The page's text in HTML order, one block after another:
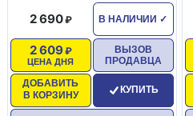
В НАЛИЧИИ ✓
2 690
ЦЕНА ДНЯ
2 609
ДОБАВИТЬ
В КОРЗИНУ
ВЫЗОВ
ПРОДАВЦА
КУПИТЬ